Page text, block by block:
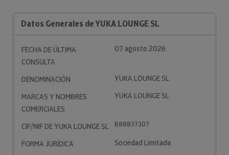
Datos Generales de YUKA LOUNGE SL
FECHA DE ÚLTIMA
CONSULTA
07 agosto 2026
DENOMINACIÓN
YUKA LOUNGE SL
MARCAS Y NOMBRES
COMERCIALES
YUKA LOUNGE SL
CIF/NIF DE YUKA LOUNGE SL B88837307
FORMA JURÍDICA
Sociedad Limitada